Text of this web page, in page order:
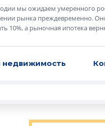
мы ожидаем умеренного
рынка преждевременно.
10%, а рыночная ипотека
недвижимость